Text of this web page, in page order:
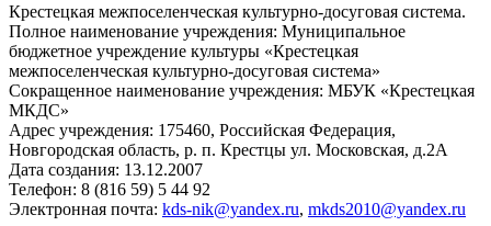
Крестецкая межпоселенческая культурно-досуговая система.
Полное наименование учреждения: Муниципальное
бюджетное учреждение культуры «Крестецкая
межпоселенческая культурно-досуговая система»
Сокращенное наименование учреждения: МБУК «Крестецкая
МКДС»
Адрес учреждения: 175460, Российская Федерация,
Новгородская область, р. п. Крестцы ул. Московская, д.2А
Дата создания: 13.12.2007
Телефон: 8 (816 59) 5 44 92
Электронная почта: kds-nik@yandex.ru, mkds2010@yandex.ru